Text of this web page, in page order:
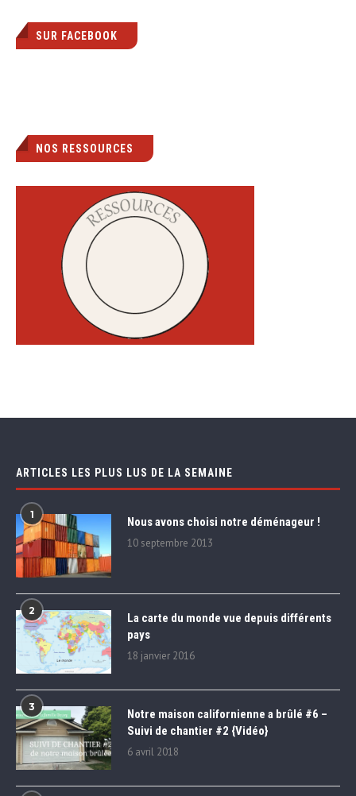
SUR FACEBOOK
NOS RESSOURCES
ARTICLES LES PLUS LUS DE LA SEMAINE
1 Nous avons choisi notre déménageur !
10 septembre 2013
2
La carte du monde vue depuis différents
pays
18 janvier 2016
3
Notre maison californienne a brûlé #6 –
Suivi de chantier #2 {Vidéo}
6 avril 2018